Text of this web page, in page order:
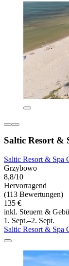
Saltic Resort &
Saltic Resort & Spa
Grzybowo
8,8/10
Hervorragend
(113 Bewertungen)
135 €
inkl. Steuern &
1. Sept.–2. Sept.
Saltic Resort & Spa